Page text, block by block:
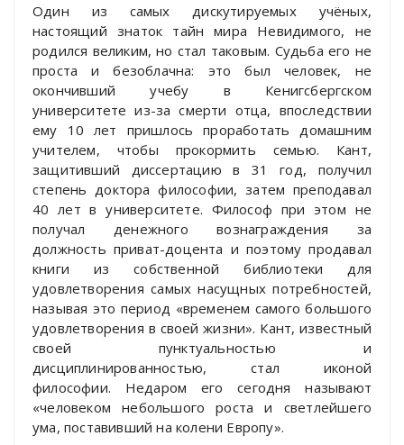
Один из самых дискутируемых учёных,
настоящий знаток тайн мира Невидимого, не
родился великим, но стал таковым. Судьба его не
проста и безоблачна: это был человек, не
окончивший учебу в Кенигсбергском
университете из-за смерти отца, впоследствии
ему 10 лет пришлось проработать домашним
учителем, чтобы прокормить семью. Кант,
защитивший диссертацию в 31 год, получил
степень доктора философии, затем преподавал
40 лет в университете. Философ при этом не
получал денежного вознаграждения за
должность приват-доцента и поэтому продавал
книги из собственной библиотеки для
удовлетворения самых насущных потребностей,
называя это период «временем самого большого
удовлетворения в своей жизни». Кант, известный
своей пунктуальностью и
дисциплинированностью, стал иконой
философии. Недаром его сегодня называют
«человеком небольшого роста и светлейшего
ума, поставивший на колени Европу».